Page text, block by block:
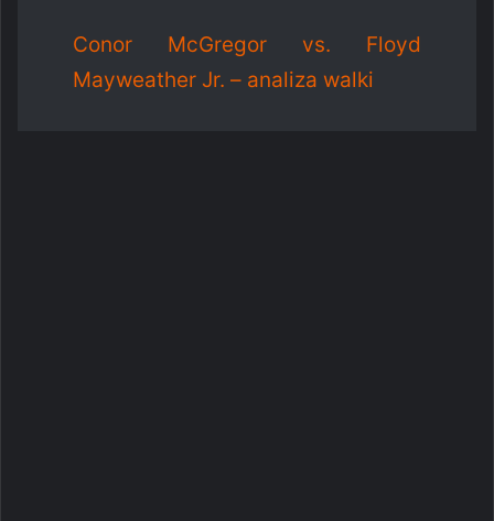
Conor McGregor vs. Floyd
Mayweather Jr. – analiza walki